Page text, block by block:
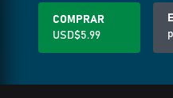
COMPRAR
USD$5.99